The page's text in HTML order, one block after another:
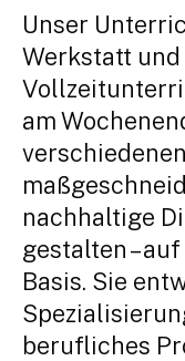
Unser
Werkstatt und
am
nachhaltige
gestalten –
Basis. Sie
berufliches